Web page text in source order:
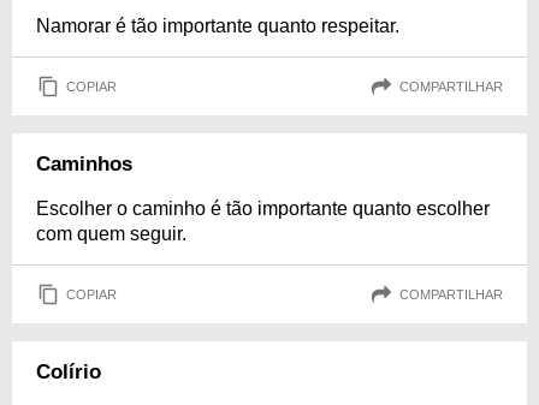
Namorar é tão importante quanto respeitar.
COPIAR COMPARTILHAR
Caminhos
Escolher o caminho é tão importante quanto escolher
com quem seguir.
COPIAR COMPARTILHAR
Colírio